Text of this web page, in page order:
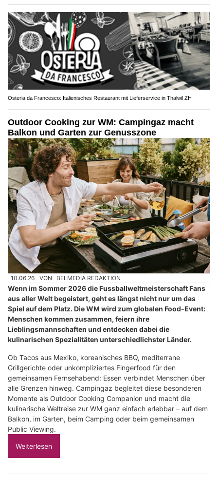
Osteria da Francesco: Italienisches Restaurant mit Lieferservice in Thalwil ZH
Outdoor Cooking zur WM: Campingaz macht
Balkon und Garten zur Genusszone
10.06.26 VON BELMEDIA REDAKTION
Wenn im Sommer 2026 die Fussballweltmeisterschaft Fans
aus aller Welt begeistert, geht es längst nicht nur um das
Spiel auf dem Platz. Die WM wird zum globalen Food-Event:
Menschen kommen zusammen, feiern ihre
Lieblingsmannschaften und entdecken dabei die
kulinarischen Spezialitäten unterschiedlichster Länder.
Ob Tacos aus Mexiko, koreanisches BBQ, mediterrane
Grillgerichte oder unkompliziertes Fingerfood für den
gemeinsamen Fernsehabend: Essen verbindet Menschen über
alle Grenzen hinweg. Campingaz begleitet diese besonderen
Momente als Outdoor Cooking Companion und macht die
kulinarische Weltreise zur WM ganz einfach erlebbar – auf dem
Balkon, im Garten, beim Camping oder beim gemeinsamen
Public Viewing.
Weiterlesen